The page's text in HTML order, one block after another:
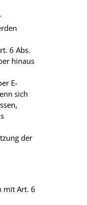
6 Abs.
hinaus
E-
sich
der
mit Art. 6